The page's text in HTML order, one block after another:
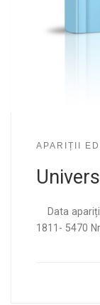
APARIȚII
Data
1811- 5470